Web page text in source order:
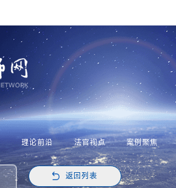
理论前沿 法官视点 案例聚焦
返回列表